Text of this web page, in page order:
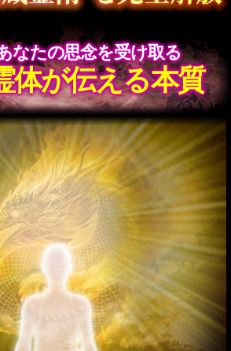
事＆金運霊
たの飛躍/得る
員価格1,980円(税込)
常価格2,200円(税込)
で占う2026年運
あなたの人生激
ス＆下す決断
会員価格990円(税込)
常価格1,100円(税込)
間まで丸視
の運命の人”特
姿/名前/職業
員価格 1,870円(税込)
通常価格 2,090円(税込)